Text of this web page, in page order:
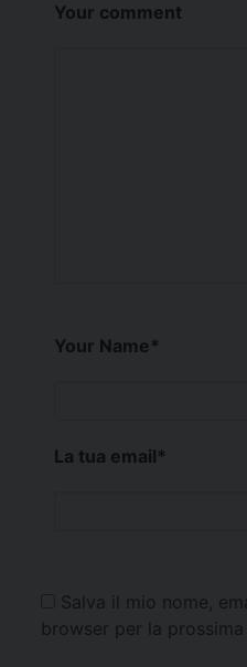
Your comment
Your Name*
La tua email*
Salva il mio nome,
browser per la